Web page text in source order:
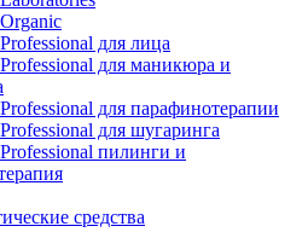
для лица
для маникюра и
для парафинотерапии
для шугаринга
пилинги и
средства